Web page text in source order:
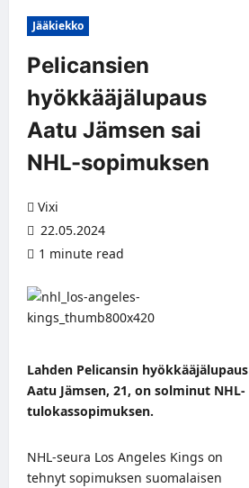
Jääkiekko
Pelicansien
hyökkääjälupaus
Aatu Jämsen sai
NHL-sopimuksen
Vixi
22.05.2024
1 minute read
Lahden Pelicansin hyökkääjälupaus
Aatu Jämsen, 21, on solminut NHL-
tulokassopimuksen.
NHL-seura Los Angeles Kings on
tehnyt sopimuksen suomalaisen